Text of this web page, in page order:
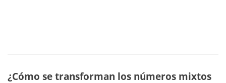
¿Cómo se transforman los números mixtos